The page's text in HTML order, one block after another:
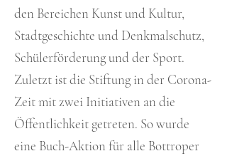
den Bereichen Kunst und Kultur,
Stadtgeschichte und Denkmalschutz,
Schülerförderung und der Sport.
Zuletzt ist die Stiftung in der Corona-
Zeit mit zwei Initiativen an die
Öffentlichkeit getreten. So wurde
eine Buch-Aktion für alle Bottroper